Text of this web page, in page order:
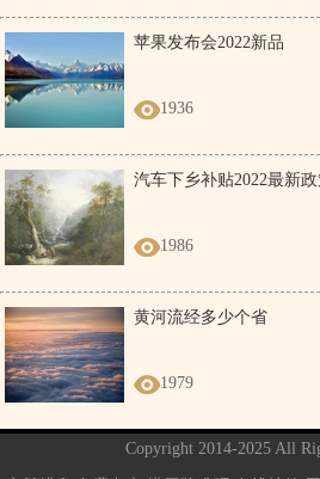
苹果发布会2022新品
1936
汽车下乡补贴2022最新
1986
黄河流经多少个省
1979
Copyright 2014-2025 All